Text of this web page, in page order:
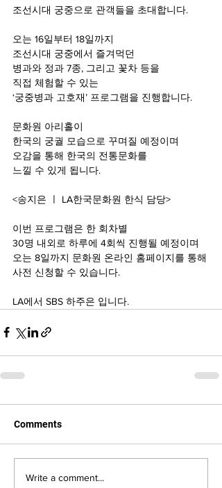
조선시대 궁중으로 관객들을 초대합니다.
오는 16일부터 18일까지
조선시대 궁중에서 즐겨먹던
병과와 정과 7종, 그리고 꽃차 등을
직접 체험할 수 있는
‘궁중병과 고호재’ 프로그램을 진행합니다.
문화원 아리홀이
한국의 궁궐 모습으로 꾸며질 예정이며
오감을 통해 한국의 전통문화를
느낄 수 있게 됩니다.
<송지은 ㅣ LA한국문화원 한식 담당>
이번 프로그램은 한 회차별
30명 내외로 하루에 4회씩 진행될 예정이며
오는 8일까지 문화원 온라인 홈페이지를 통해
사전 신청할 수 있습니다.
LA에서 SBS 하주은 입니다.
Comments
Write a comment...